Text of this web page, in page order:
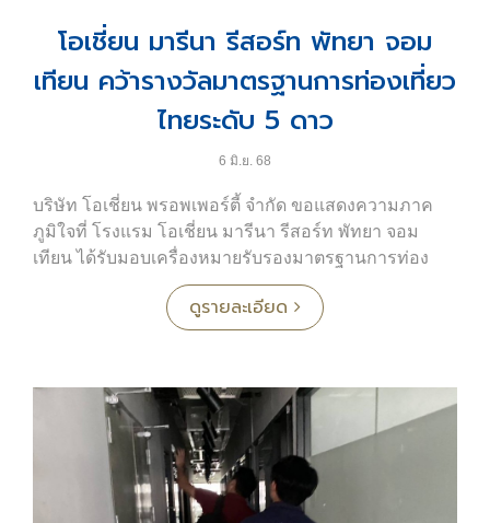
อสังหาริมทรัพย์ชั้นนำ ซึ่งมีบทบาทสำคัญในการ
สนับสนุนและผลักดันการดำเนินงานของโอเชี่ยน มารีน่า
ให้เติบโตอย่างยั่งยืน สู่การเป็นท่าจอดเรือระดับโลก
ในค่ำคืนของพิธีมอบรางวัล โอเชี่ยน มารีน่า ได้รับเกียรติ
สูงสุด 3 รางวัลระดับนานาชาติ ได้แก่
1. ตรารับรองระดับแพลตตินัม 5 Gold Anchor
2. ใบรับรอง Clean Marina
3. การรับรอง Superyacht Ready
รางวัลอันทรงเกียรติเหล่านี้ สะท้อนถึงความทุ่มเทของทีม
ท่าเรือ และ วิสัยทัศน์อันแข็งแกร่งของบริษัทโอเชี่ยน พร
อพเพอร์ตี้ จำกัด ที่ร่วมกันยกระดับมาตรฐานมารีน่าของ
ไทยให้เป็นที่ยอมรับในระดับสากล
โอเชี่ยน มารีนา รีสอร์ท พัทยา จอม
เทียน คว้ารางวัลมาตรฐานการท่องเที่ยว
ไทยระดับ 5 ดาว
6 มิ.ย. 68
บริษัท โอเชี่ยน พรอพเพอร์ตี้ จำกัด ขอแสดงความภาค
ภูมิใจที่ โรงแรม โอเชี่ยน มารีนา รีสอร์ท พัทยา จอม
เทียน ได้รับมอบเครื่องหมายรับรองมาตรฐานการท่อง
เที่ยวไทยระดับ 5 ดาว ประจำปีงบประมาณ พ.ศ. 2567
จากกรมการท่องเที่ยว กระทรวงการท่องเที่ยวและกีฬา
ซึ่งนับเป็นเกียรติอย่างยิ่งสำหรับรีสอร์ทของเรา
ธรรม ผู้ช่วยรัฐมนตรีประจำกระทรวงการท่องเที่ยวและ
กีฬา และโฆษกกระทรวงฯ เป็นประธานในพิธี โดยมี คุณ
วรุตม์ อัสสกุล ผู้จัดการฝ่ายพัฒนาธุรกิจ เป็นผู้แทนจาก
บริษัท โอเชี่ยน พรอพเพอร์ตี้ จำกัด เข้ารับมอบรางวัลอัน
ทรงเกียรตินี้
ดูรายละเอียด